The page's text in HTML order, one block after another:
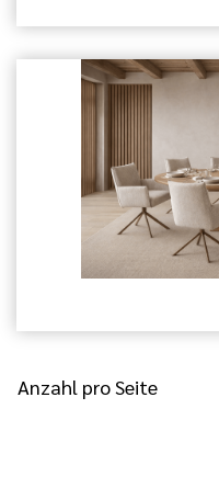
Anzahl pro Seite